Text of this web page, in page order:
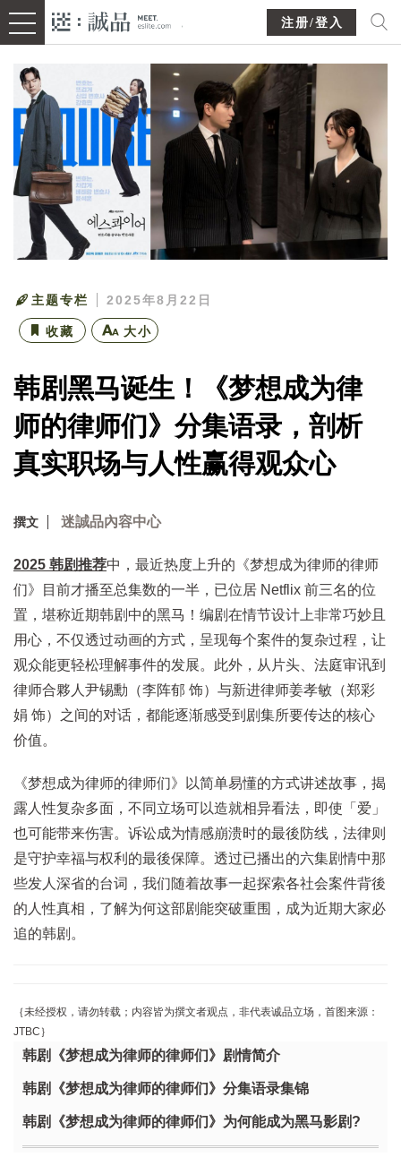
注册/登入
主题专栏 2025年8月22日
收藏 大小
韩剧黑马诞生！《梦想成为律
师的律师们》分集语录，剖析
真实职场与人性赢得观众心
撰文 迷誠品內容中心
2025 韩剧推荐中，最近热度上升的《梦想成为律师的律师
们》目前才播至总集数的一半，已位居 Netflix 前三名的位
置，堪称近期韩剧中的黑马！编剧在情节设计上非常巧妙且
用心，不仅透过动画的方式，呈现每个案件的复杂过程，让
观众能更轻松理解事件的发展。此外，从片头、法庭审讯到
律师合夥人尹锡勳（李阵郁 饰）与新进律师姜孝敏（郑彩
娟 饰）之间的对话，都能逐渐感受到剧集所要传达的核心
价值。
《梦想成为律师的律师们》以简单易懂的方式讲述故事，揭
露人性复杂多面，不同立场可以造就相异看法，即使「爱」
也可能带来伤害。诉讼成为情感崩溃时的最後防线，法律则
是守护幸福与权利的最後保障。透过已播出的六集剧情中那
些发人深省的台词，我们随着故事一起探索各社会案件背後
的人性真相，了解为何这部剧能突破重围，成为近期大家必
追的韩剧。
｛未经授权，请勿转载；内容皆为撰文者观点，非代表诚品立场，首图来源：
JTBC ｝
韩剧《梦想成为律师的律师们》剧情简介
韩剧《梦想成为律师的律师们》分集语录集锦
韩剧《梦想成为律师的律师们》为何能成为黑马影剧?